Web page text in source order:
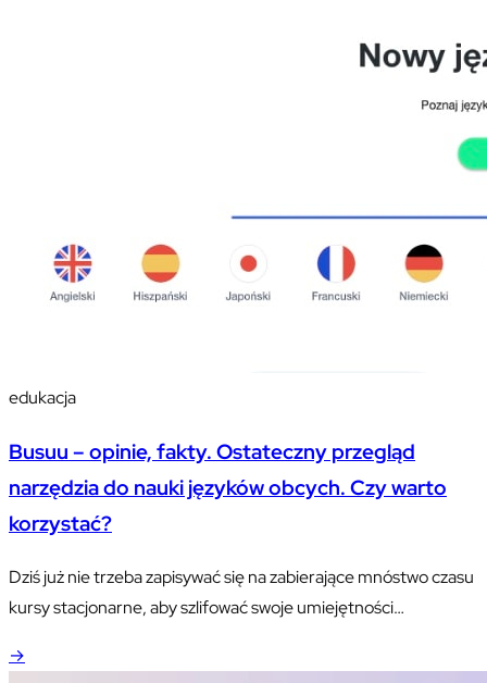
edukacja
Busuu – opinie, fakty. Ostateczny przegląd
narzędzia do nauki języków obcych. Czy warto
korzystać?
Dziś już nie trzeba zapisywać się na zabierające mnóstwo czasu
kursy stacjonarne, aby szlifować swoje umiejętności
→